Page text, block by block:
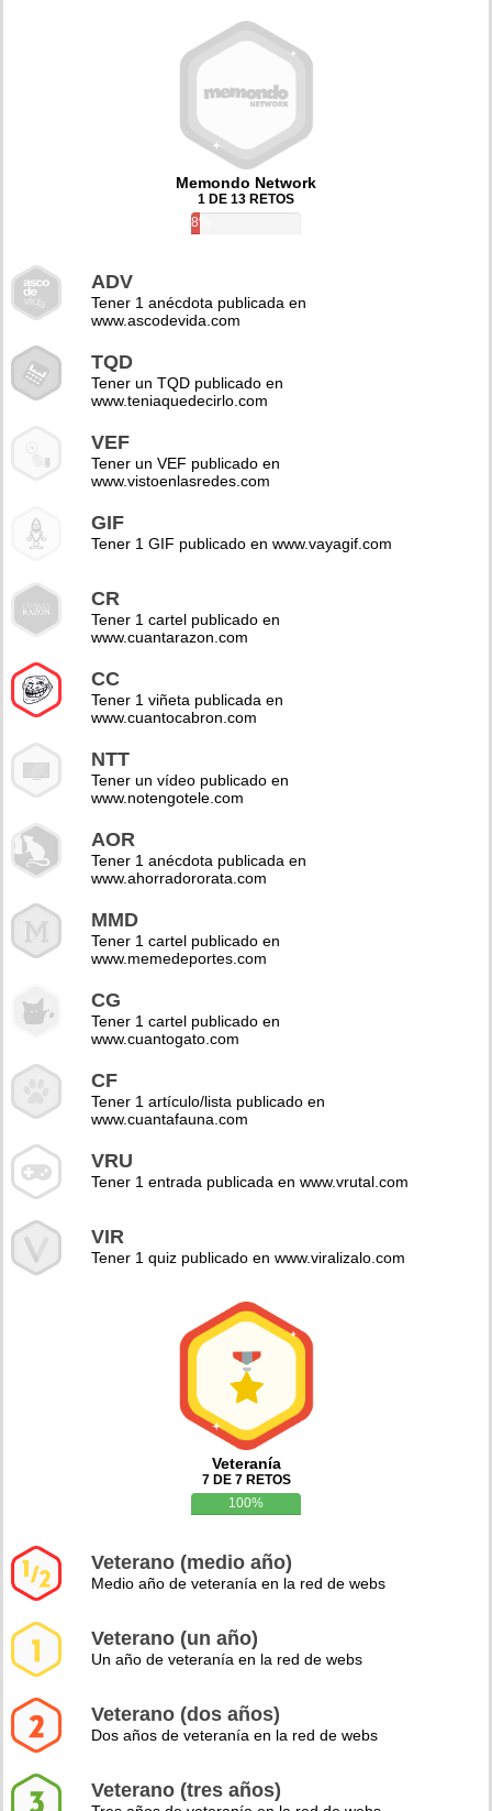
Memondo Network
1 DE 13 RETOS
8%
ADV
Tener 1 anécdota publicada en
www.ascodevida.com
TQD
Tener un TQD publicado en
www.teniaquedecirlo.com
VEF
Tener un VEF publicado en
www.vistoenlasredes.com
GIF
Tener 1 GIF publicado en www.vayagif.com
CR
Tener 1 cartel publicado en
www.cuantarazon.com
CC
Tener 1 viñeta publicada en
www.cuantocabron.com
NTT
Tener un vídeo publicado en
www.notengotele.com
AOR
Tener 1 anécdota publicada en
www.ahorradororata.com
MMD
Tener 1 cartel publicado en
www.memedeportes.com
CG
Tener 1 cartel publicado en
www.cuantogato.com
CF
Tener 1 artículo/lista publicado en
www.cuantafauna.com
VRU
Tener 1 entrada publicada en www.vrutal.com
VIR
Tener 1 quiz publicado en www.viralizalo.com
Veteranía
7 DE 7 RETOS
100%
Veterano (medio año)
Medio año de veteranía en la red de webs
Veterano (un año)
Un año de veteranía en la red de webs
Veterano (dos años)
Dos años de veteranía en la red de webs
Veterano (tres años)